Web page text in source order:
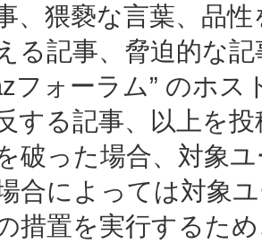
、猥褻な言葉、品
る記事、脅迫的な
フォーラム” のホ
する記事、以上を
破った場合、対象
合によっては対象
措置を実行するた